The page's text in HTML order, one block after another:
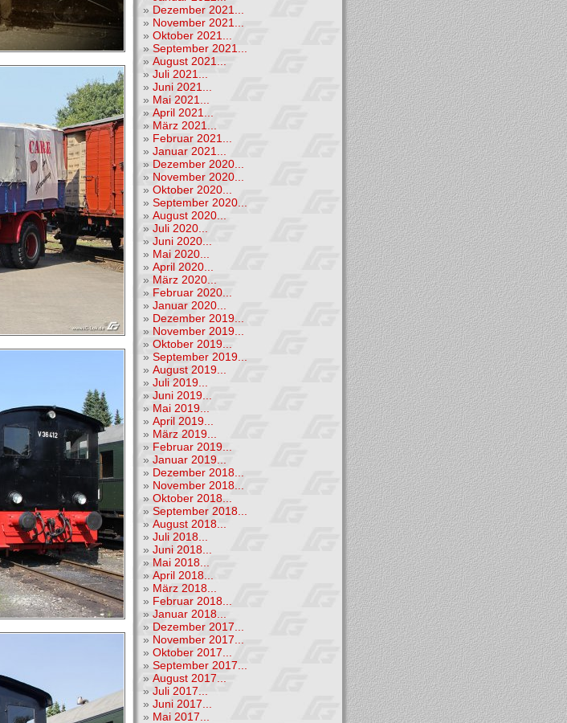
» Dezember 2021...
» November 2021...
» Oktober 2021...
» September 2021...
» August 2021...
» Juli 2021...
» Juni 2021...
» Mai 2021...
» April 2021...
» März 2021...
» Februar 2021...
» Januar 2021...
» Dezember 2020...
» November 2020...
» Oktober 2020...
» September 2020...
» August 2020...
» Juli 2020...
» Juni 2020...
» Mai 2020...
» April 2020...
» März 2020...
» Februar 2020...
» Januar 2020...
» Dezember 2019...
» November 2019...
» Oktober 2019...
» September 2019...
» August 2019...
» Juli 2019...
» Juni 2019...
» Mai 2019...
» April 2019...
» März 2019...
» Februar 2019...
» Januar 2019...
» Dezember 2018...
» November 2018...
» Oktober 2018...
» September 2018...
» August 2018...
» Juli 2018...
» Juni 2018...
» Mai 2018...
» April 2018...
» März 2018...
» Februar 2018...
» Januar 2018...
» Dezember 2017...
» November 2017...
» Oktober 2017...
» September 2017...
» August 2017...
» Juli 2017...
» Juni 2017...
» Mai 2017...